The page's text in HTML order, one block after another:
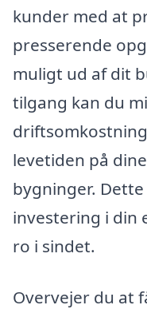
kunder med at
presserende
muligt ud af dit
tilgang kan du
levetiden på
bygninger.
investering i din
ro i sindet.
Overvejer du at